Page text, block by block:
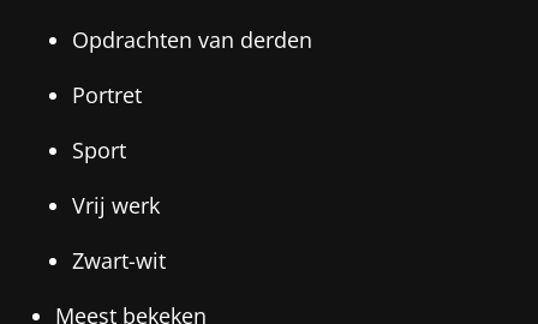
Opdrachten van derden
Portret
Sport
Vrij werk
Zwart-wit
Meest bekeken